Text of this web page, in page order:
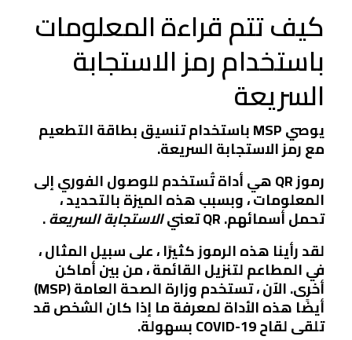
كيف تتم قراءة المعلومات
باستخدام رمز الاستجابة
السريعة
يوصي MSP باستخدام تنسيق بطاقة التطعيم
مع رمز الاستجابة السريعة.
رموز QR
هي أداة تُستخدمللوصول الفوري إلى
المعلومات، وبسبب هذه الميزة بالتحديد ،
تحمل أسمائهم. QR تعني الاستجابة السريعة.
لقد رأينا هذه الرموز كثيرًا ، على سبيل المثال ،
في المطاعم لتنزيل القائمة ، من بين أماكن
أخرى. الآن ، تستخدم وزارة الصحة العامة (MSP)
أيضًا هذه الأداةلمعرفة ما إذا كان الشخص قد
تلقى لقاح COVID-19 بسهولة.